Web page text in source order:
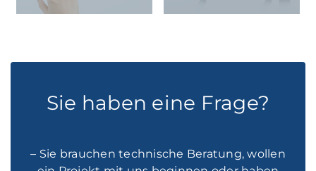
Sie haben eine Frage?
– Sie brauchen technische Beratung, wollen